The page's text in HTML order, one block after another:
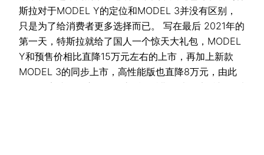
斯拉对于MODEL Y的定位和MODEL 3并没有区别，
只是为了给消费者更多选择而已。 写在最后 2021年的
第一天，特斯拉就给了国人一个惊天大礼包，MODEL
Y和预售价相比直降15万元左右的上市，再加上新款
MODEL 3的同步上市，高性能版也直降8万元，由此
可见在完成了供应链优化之后，特斯拉也确实希望可以